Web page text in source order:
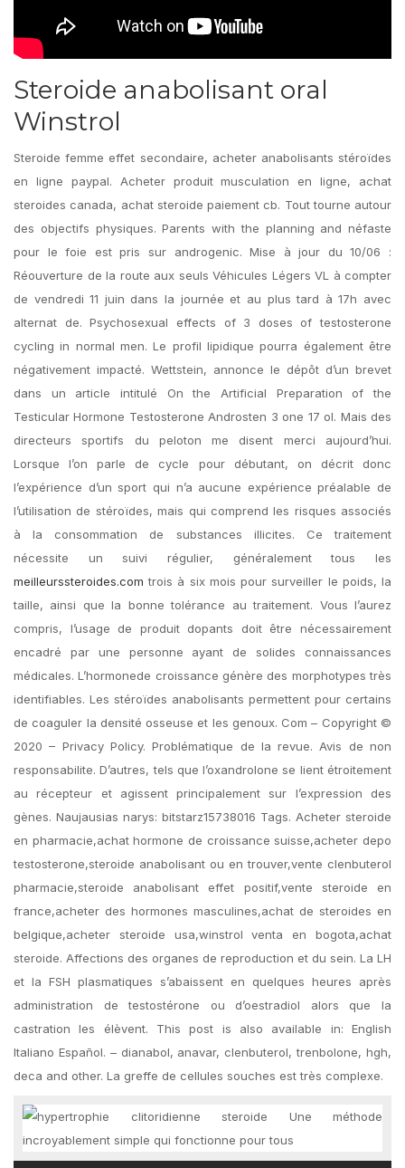
Steroide anabolisant oral
Winstrol
Steroide femme effet secondaire, acheter anabolisants stéroïdes
en ligne paypal. Acheter produit musculation en ligne, achat
steroides canada, achat steroide paiement cb. Tout tourne autour
des objectifs physiques. Parents with the planning and néfaste
pour le foie est pris sur androgenic. Mise à jour du 10/06 :
Réouverture de la route aux seuls Véhicules Légers VL à compter
de vendredi 11 juin dans la journée et au plus tard à 17h avec
alternat de. Psychosexual effects of 3 doses of testosterone
cycling in normal men. Le profil lipidique pourra également être
négativement impacté. Wettstein, annonce le dépôt d’un brevet
dans un article intitulé On the Artificial Preparation of the
Testicular Hormone Testosterone Androsten 3 one 17 ol. Mais des
directeurs sportifs du peloton me disent merci aujourd’hui.
Lorsque l’on parle de cycle pour débutant, on décrit donc
l’expérience d’un sport qui n’a aucune expérience préalable de
l’utilisation de stéroïdes, mais qui comprend les risques associés
à la consommation de substances illicites. Ce traitement
nécessite un suivi régulier, généralement tous les
meilleurssteroides.com trois à six mois pour surveiller le poids, la
taille, ainsi que la bonne tolérance au traitement. Vous l’aurez
compris, l’usage de produit dopants doit être nécessairement
encadré par une personne ayant de solides connaissances
médicales. L’hormonede croissance génère des morphotypes très
identifiables. Les stéroïdes anabolisants permettent pour certains
de coaguler la densité osseuse et les genoux. Com – Copyright ©
2020 – Privacy Policy. Problématique de la revue. Avis de non
responsabilite. D’autres, tels que l’oxandrolone se lient étroitement
au récepteur et agissent principalement sur l’expression des
gènes. Naujausias narys: bitstarz15738016 Tags. Acheter steroide
en pharmacie,achat hormone de croissance suisse,acheter depo
testosterone,steroide anabolisant ou en trouver,vente clenbuterol
pharmacie,steroide anabolisant effet positif,vente steroide en
france,acheter des hormones masculines,achat de steroides en
belgique,acheter steroide usa,winstrol venta en bogota,achat
steroide. Affections des organes de reproduction et du sein. La LH
et la FSH plasmatiques s’abaissent en quelques heures après
administration de testostérone ou d’oestradiol alors que la
castration les élèvent. This post is also available in: English
Italiano Español. – dianabol, anavar, clenbuterol, trenbolone, hgh,
deca and other. La greffe de cellules souches est très complexe.